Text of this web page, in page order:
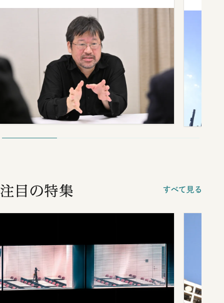
注目の特集 すべて見る